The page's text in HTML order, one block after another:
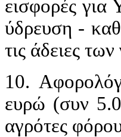
εισφορές για
ύδρευση -
τις άδειες
10.
ευρώ (συν
αγρότες